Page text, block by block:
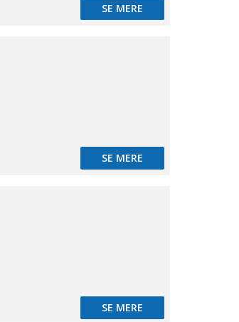
SE MERE
SE MERE
SE MERE